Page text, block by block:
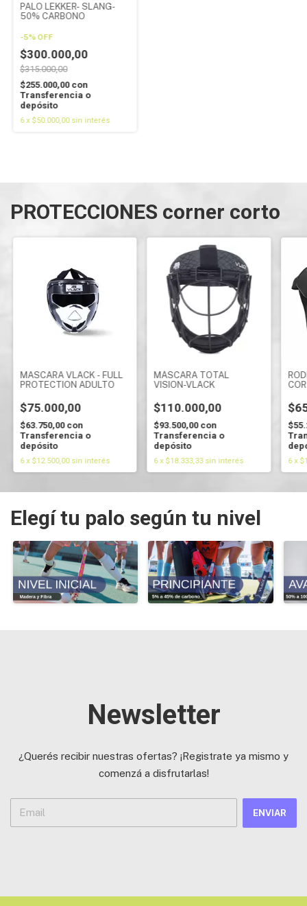
PALO LEKKER- SLANG-
50% CARBONO
-5%OFF
$300.000,00
$315.000,00
$255.000,00 con
Transferencia o
depósito
6 x$50.000,00 sin interés
PROTECCIONES corner corto
MASCARA VLACK - FULL
PROTECTION ADULTO
$75.000,00
$63.750,00 con
Transferencia o
depósito
6 x$12.500,00 sin interés
MÁSCARA TOTAL
VISION-VLACK
$110.000,00
$93.500,00 con
Transferencia o
depósito
6 x$18.333,33 sin interés 6 x
Elegí tu palo según tu nivel
Newsletter
¿Querés recibir nuestras ofertas? ¡Registrate ya mismo y
comenzá a disfrutarlas!